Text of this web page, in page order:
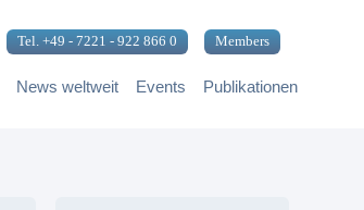
Tel. +49 - 7221 - 922 866 0 Members
News weltweit Events Publikationen